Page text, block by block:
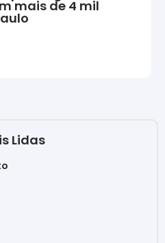
mais de 4 mil
Lidas